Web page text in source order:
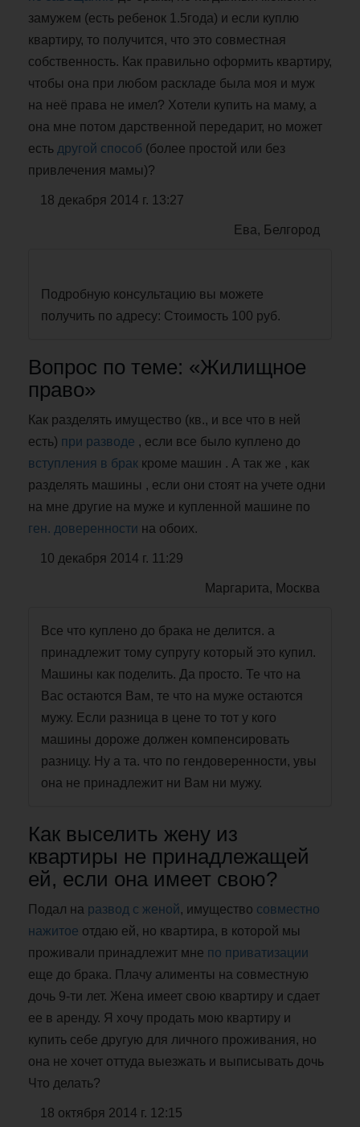
замужем (есть ребенок 1.5года) и если куплю
квартиру, то получится, что это совместная
собственность. Как правильно оформить квартиру,
чтобы она при любом раскладе была моя и муж
на неё права не имел? Хотели купить на маму, а
она мне потом дарственной передарит, но может
есть другой способ (более простой или без
привлечения мамы)?
18 декабря 2014 г. 13:27
Ева, Белгород
Подробную консультацию вы можете
получить по адресу: Стоимость 100 руб.
Вопрос по теме: «Жилищное
право»
Как разделять имущество (кв., и все что в ней
есть) при разводе , если все было куплено до
вступления в брак кроме машин . А так же , как
разделять машины , если они стоят на учете одни
на мне другие на муже и купленной машине по
ген. доверенности на обоих.
10 декабря 2014 г. 11:29
Маргарита, Москва
Все что куплено до брака не делится. а
принадлежит тому супругу который это купил.
Машины как поделить. Да просто. Те что на
Вас остаются Вам, те что на муже остаются
мужу. Если разница в цене то тот у кого
машины дороже должен компенсировать
разницу. Ну а та. что по гендоверенности, увы
она не принадлежит ни Вам ни мужу.
Как выселить жену из
квартиры не принадлежащей
ей, если она имеет свою?
Подал на развод с женой, имущество совместно
нажитое отдаю ей, но квартира, в которой мы
проживали принадлежит мне по приватизации
еще до брака. Плачу алименты на совместную
дочь 9-ти лет. Жена имеет свою квартиру и сдает
ее в аренду. Я хочу продать мою квартиру и
купить себе другую для личного проживания, но
она не хочет оттуда выезжать и выписывать дочь
Что делать?
18 октября 2014 г. 12:15